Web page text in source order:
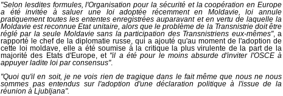
"Selon lesdites formules, l'Organisation pour la sécurité et la coopération en Europe
a été invitée à saluer une loi adoptée récemment en Moldavie, loi annule
pratiquement toutes les ententes enregistrées auparavant et en vertu de laquelle la
Moldavie est reconnue Etat unitaire, alors que le problème de la Transnistrie doit être
réglé par la seule Moldavie sans la participation des Transnistriens eux-mêmes", a
rapporté le chef de la diplomatie russe, qui a ajouté qu'au moment de l'adoption de
cette loi moldave, elle a été soumise à la critique la plus virulente de la part de la
majorité des Etats d'Europe, et "il a été pour le moins absurde d'inviter l'OSCE à
appuyer ladite loi par consensus".
"Quoi qu'il en soit, je ne vois rien de tragique dans le fait même que nous ne nous
sommes pas entendus sur l'adoption d'une déclaration politique à l'issue de la
réunion à Ljubljana".